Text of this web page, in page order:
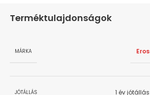
Terméktulajdonságok
MÁRKA Eros
JÓTÁLLÁS 1 év jótállás